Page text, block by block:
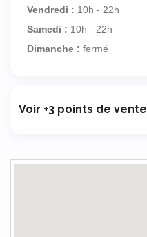
Vendredi : 10h - 22h
Samedi : 10h - 22h
Dimanche : fermé
Voir +3 points de vente